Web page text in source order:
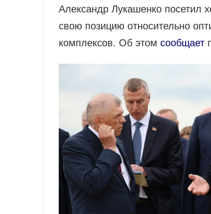
Александр Лукашенко посетил
свою позицию относительно
комплексов. Об этом сообщает